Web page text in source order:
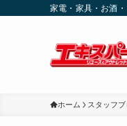
家電・家具・お酒
ホーム スタッフ